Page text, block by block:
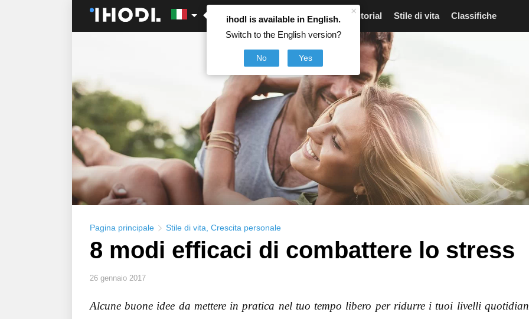
×
ihodl is available in English.
Switch to the English version?
No Yes
Articoli Notizie Tutorial Stile di vita Classifiche
Pagina principale Stile di vita Crescita personale
8 modi efficaci di combattere lo stress
26 gennaio 2017
Alcune buone idee da mettere in pratica nel tuo tempo libero per ridurre i tuoi livelli